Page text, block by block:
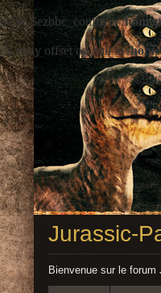
$ezbbc_config in/
array offset on null in/
Jurassic-
Bienvenue sur le